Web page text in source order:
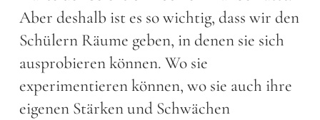
Aber deshalb ist es so wichtig, dass wir den
Schülern Räume geben, in denen sie sich
ausprobieren können. Wo sie
experimentieren können, wo sie auch ihre
eigenen Stärken und Schwächen